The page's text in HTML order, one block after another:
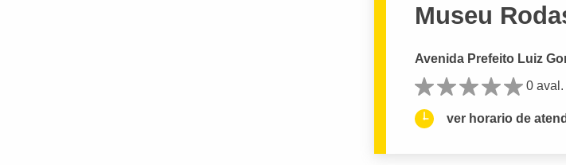
Museu
Avenida Prefeito Luiz
0 aval.
ver horario de